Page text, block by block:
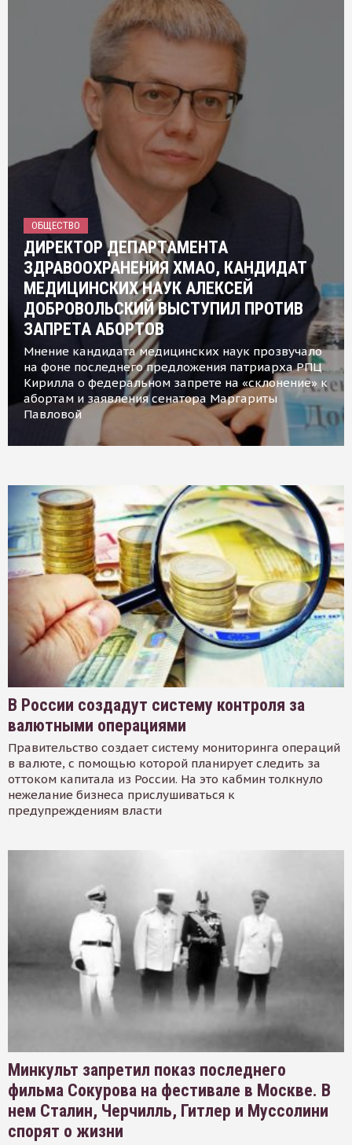
ОБЩЕСТВО
ДИРЕКТОР ДЕПАРТАМЕНТА
ЗДРАВООХРАНЕНИЯ ХМАО, КАНДИДАТ
МЕДИЦИНСКИХ НАУК АЛЕКСЕЙ
ДОБРОВОЛЬСКИЙ ВЫСТУПИЛ ПРОТИВ
ЗАПРЕТА АБОРТОВ
Мнение кандидата медицинских наук прозвучало
на фоне последнего предложения патриарха РПЦ
Кирилла о федеральном запрете на «склонение» к
абортам и заявления сенатора Маргариты
Павловой
В России создадут систему контроля за
валютными операциями
Правительство создает систему мониторинга операций
в валюте, с помощью которой планирует следить за
оттоком капитала из России. На это кабмин толкнуло
нежелание бизнеса прислушиваться к
предупреждениям власти
Минкульт запретил показ последнего
фильма Сокурова на фестивале в Москве. В
нем Сталин, Черчилль, Гитлер и Муссолини
спорят о жизни